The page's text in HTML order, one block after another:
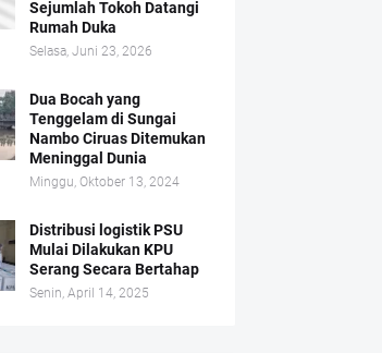
Sejumlah Tokoh Datangi
Rumah Duka
Selasa, Juni 23, 2026
Dua Bocah yang
Tenggelam di Sungai
Nambo Ciruas Ditemukan
Meninggal Dunia
Minggu, Oktober 13, 2024
Distribusi logistik PSU
Mulai Dilakukan KPU
Serang Secara Bertahap
Senin, April 14, 2025